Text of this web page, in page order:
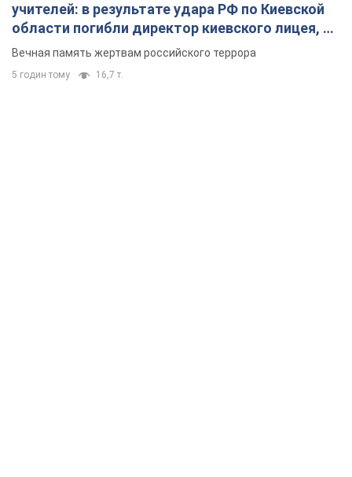
учителей: в результате удара РФ по Киевской
области погибли директор киевского лицея, её
муж и внук
Вечная память жертвам российского террора
5 годин тому 16,7 т.